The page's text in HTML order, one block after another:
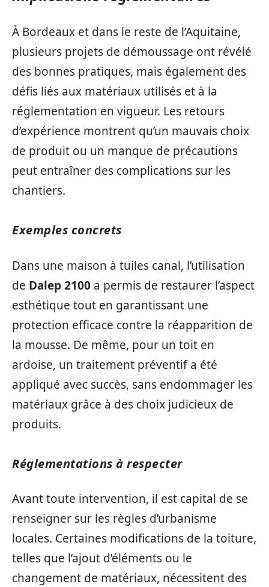
À Bordeaux et dans le reste de l’Aquitaine,
plusieurs projets de démoussage ont révélé
des bonnes pratiques, mais également des
défis liés aux matériaux utilisés et à la
réglementation en vigueur. Les retours
d’expérience montrent qu’un mauvais choix
de produit ou un manque de précautions
peut entraîner des complications sur les
chantiers.
Exemples concrets
Dans une maison à tuiles canal, l’utilisation
de Dalep 2100 a permis de restaurer l’aspect
esthétique tout en garantissant une
protection efficace contre la réapparition de
la mousse. De même, pour un toit en
ardoise, un traitement préventif a été
appliqué avec succès, sans endommager les
matériaux grâce à des choix judicieux de
produits.
Réglementations à respecter
Avant toute intervention, il est capital de se
renseigner sur les règles d’urbanisme
locales. Certaines modifications de la toiture,
telles que l’ajout d’éléments ou le
changement de matériaux, nécessitent des